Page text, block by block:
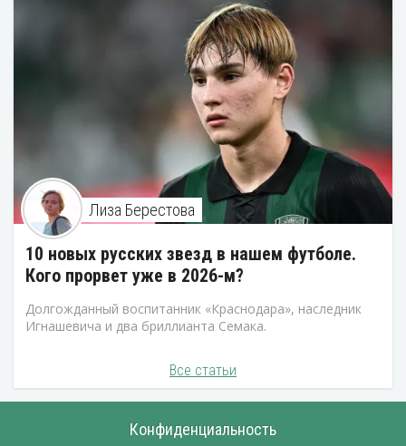
Лиза Берестова
10 новых русских звезд в нашем футболе.
Кого прорвет уже в 2026-м?
Долгожданный воспитанник «Краснодара», наследник
Игнашевича и два бриллианта Семака.
Все статьи
Конфиденциальность